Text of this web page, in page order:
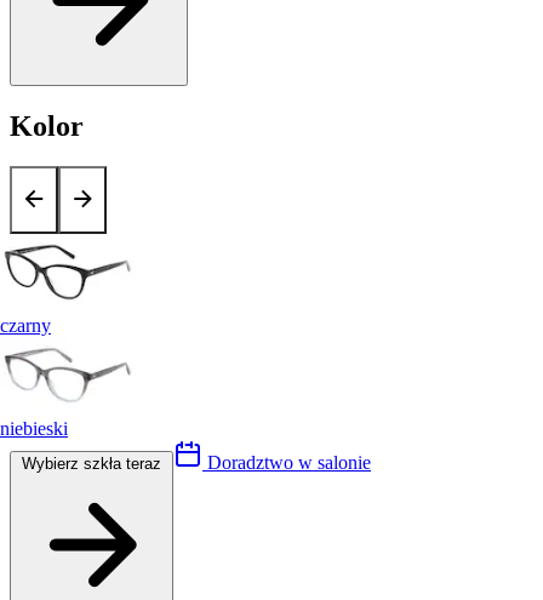
Kolor
czarny
niebieski
Doradztwo w salonie